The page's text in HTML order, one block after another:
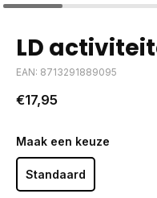
LD
EAN: 8713291889095
€17,95
Maak een keuze
Standaard